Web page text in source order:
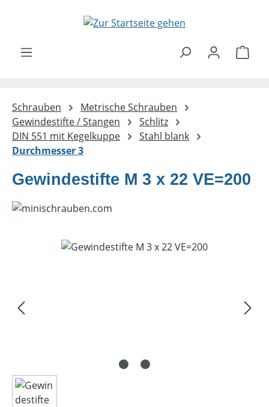
Zum Hauptinhalt springen
Schrauben
Metrische Schrauben
Gewindestifte / Stangen
Schlitz
DIN 551 mit Kegelkuppe
Stahl blank
Durchmesser 3
Gewindestifte M 3 x 22 VE=200
Bildergalerie überspringen